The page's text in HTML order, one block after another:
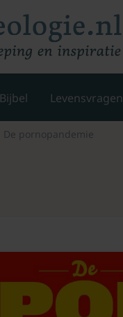
Bijbel Levensvragen
De pornopandemie